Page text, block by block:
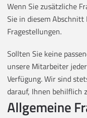
Wenn Sie zusätzliche
Sie in diesem
Fragestellungen.
Sollten Sie keine
unsere Mitarbeiter
Verfügung. Wir sind
darauf, Ihnen behilflich
Allgemeine